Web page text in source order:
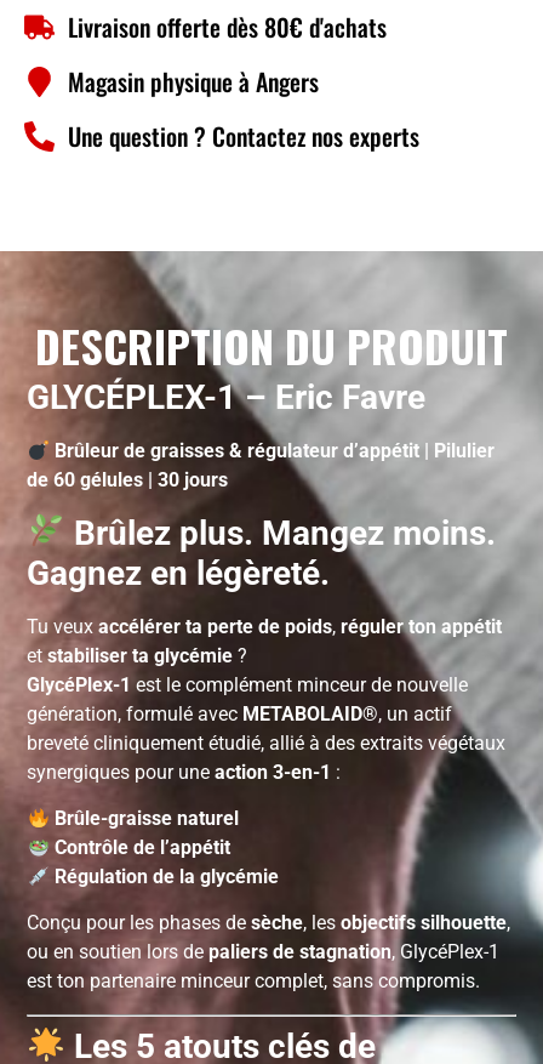
Livraison offerte dès 80€ d'achats
Magasin physique à Angers
Une question ? Contactez nos experts
DESCRIPTION DU PRODUIT
GLYCÉPLEX-1 – Eric Favre
Brûleur de graisses & régulateur d’appétit | Pilulier
de 60 gélules | 30 jours
Brûlez plus. Mangez moins.
Gagnez en légèreté.
Tu veuxaccélérer ta perte de poids,réguler ton appétit
etstabiliser ta glycémie ?
GlycéPlex-1 est le complément minceur de nouvelle
génération, formulé avec METABOLAID®, un actif
breveté cliniquement étudié, allié à des extraits végétaux
synergiques pour uneaction 3-en-1 :
Brûle-graisse naturel
Contrôle de l’appétit
Régulation de la glycémie
Conçu pour les phases desèche, lesobjectifs silhouette,
ou en soutien lors de paliers de stagnation, GlycéPlex-1
est ton partenaire minceur complet, sans compromis.
Les 5 atouts clés de